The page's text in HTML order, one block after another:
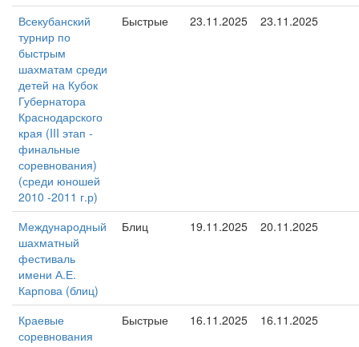
Всекубанский
турнир по
быстрым
шахматам среди
детей на Кубок
Губернатора
Краснодарского
края (III этап -
финальные
соревнования)
(среди юношей
2010 -2011 г.р)
Быстрые 23.11.2025 23.11.2025
Международный
шахматный
фестиваль
имени А.Е.
Карпова (блиц)
Блиц 19.11.2025 20.11.2025
Краевые
соревнования
Быстрые 16.11.2025 16.11.2025